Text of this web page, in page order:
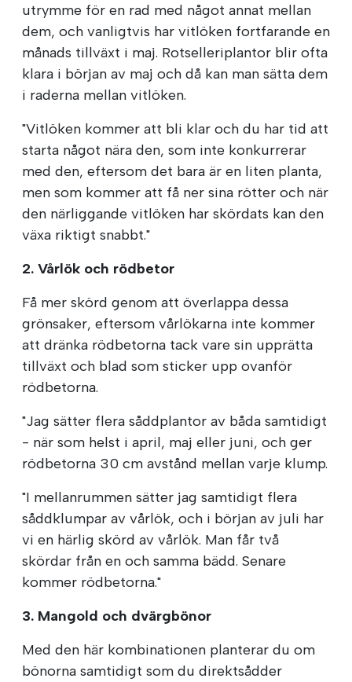
utrymme för en rad med något annat mellan
dem, och vanligtvis har vitlöken fortfarande en
månads tillväxt i maj. Rotselleriplantor blir ofta
klara i början av maj och då kan man sätta dem
i raderna mellan vitlöken.
"Vitlöken kommer att bli klar och du har tid att
starta något nära den, som inte konkurrerar
med den, eftersom det bara är en liten planta,
men som kommer att få ner sina rötter och när
den närliggande vitlöken har skördats kan den
växa riktigt snabbt."
2. Vårlök och rödbetor
Få mer skörd genom att överlappa dessa
grönsaker, eftersom vårlökarna inte kommer
att dränka rödbetorna tack vare sin upprätta
tillväxt och blad som sticker upp ovanför
rödbetorna.
"Jag sätter flera såddplantor av båda samtidigt
- när som helst i april, maj eller juni, och ger
rödbetorna 30 cm avstånd mellan varje klump.
"I mellanrummen sätter jag samtidigt flera
såddklumpar av vårlök, och i början av juli har
vi en härlig skörd av vårlök. Man får två
skördar från en och samma bädd. Senare
kommer rödbetorna."
3. Mangold och dvärgbönor
Med den här kombinationen planterar du om
bönorna samtidigt som du direktsådder